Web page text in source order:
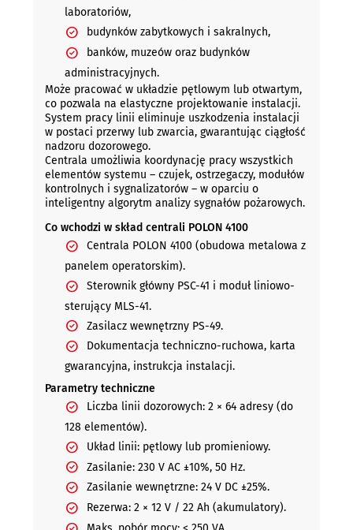
laboratoriów,
budynków zabytkowych i sakralnych,
banków, muzeów oraz budynków
administracyjnych.
Może pracować w układzie pętlowym lub otwartym,
co pozwala na elastyczne projektowanie instalacji.
System pracy linii eliminuje uszkodzenia instalacji
w postaci przerwy lub zwarcia, gwarantując ciągłość
nadzoru dozorowego.
Centrala umożliwia koordynację pracy wszystkich
elementów systemu – czujek, ostrzegaczy, modułów
kontrolnych i sygnalizatorów – w oparciu o
inteligentny algorytm analizy sygnałów pożarowych.
Co wchodzi w skład centrali POLON 4100
Centrala POLON 4100 (obudowa metalowa z
panelem operatorskim).
Sterownik główny PSC-41 i moduł liniowo-
sterujący MLS-41.
Zasilacz wewnętrzny PS-49.
Dokumentacja techniczno-ruchowa, karta
gwarancyjna, instrukcja instalacji.
Parametry techniczne
Liczba linii dozorowych: 2 × 64 adresy (do
128 elementów).
Układ linii: pętlowy lub promieniowy.
Zasilanie: 230 V AC ±10%, 50 Hz.
Zasilanie wewnętrzne: 24 V DC ±25%.
Rezerwa: 2 × 12 V / 22 Ah (akumulatory).